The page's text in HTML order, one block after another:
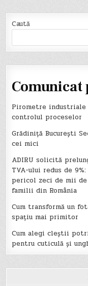
Caută
Comunicat
Pirometre
controlul proceselor
Grădiniță București
cei mici
ADIRU solicită
TVA-ului redus de
pericol zeci de mii
familii din România
Cum transformă un
spațiu mai primitor
Cum alegi cleștii
pentru cuticulă și